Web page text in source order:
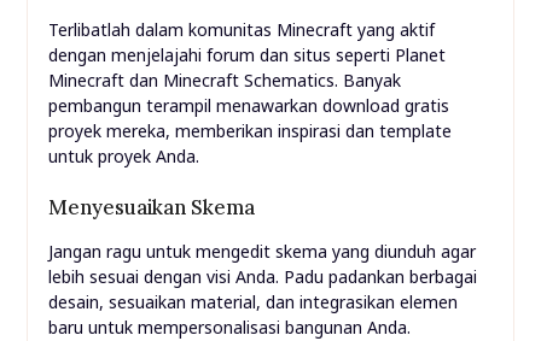
Terlibatlah dalam komunitas Minecraft yang aktif
dengan menjelajahi forum dan situs seperti Planet
Minecraft dan Minecraft Schematics. Banyak
pembangun terampil menawarkan download gratis
proyek mereka, memberikan inspirasi dan template
untuk proyek Anda.
Menyesuaikan Skema
Jangan ragu untuk mengedit skema yang diunduh agar
lebih sesuai dengan visi Anda. Padu padankan berbagai
desain, sesuaikan material, dan integrasikan elemen
baru untuk mempersonalisasi bangunan Anda.